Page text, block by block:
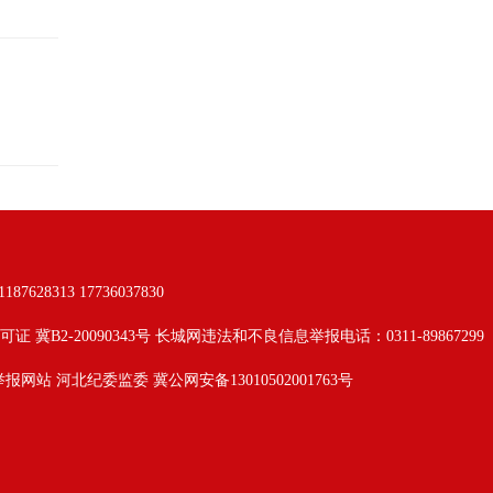
17736037830
冀B2-20090343号 长城网违法和不良信息举报电话：0311-89867299
报网站 河北纪委监委 冀公网安备13010502001763号